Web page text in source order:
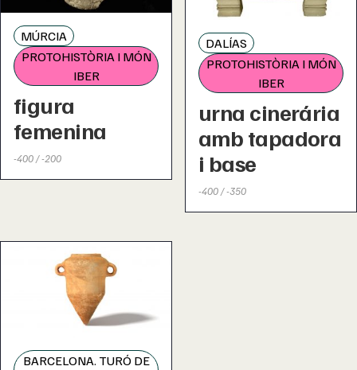
MÚRCIA
PROTOHISTÒRIA I MÓN
IBER
figura
femenina
-400 / -200
DALÍAS
PROTOHISTÒRIA I MÓN
IBER
urna cinerária
amb tapadora
i base
-400 / -350
BARCELONA. TURÓ DE